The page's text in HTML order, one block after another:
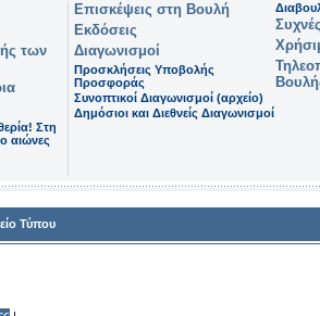
των
Στη
αιώνες
Επισκέψεις στη Βουλή
Εκδόσεις
Διαγωνισμοί
Προσκλήσεις Υποβολής
Προσφοράς
Συνοπτικοί Διαγωνισμοί (αρχείο)
Δημόσιοι και Διεθνείς Διαγωνισμοί
Τύπου